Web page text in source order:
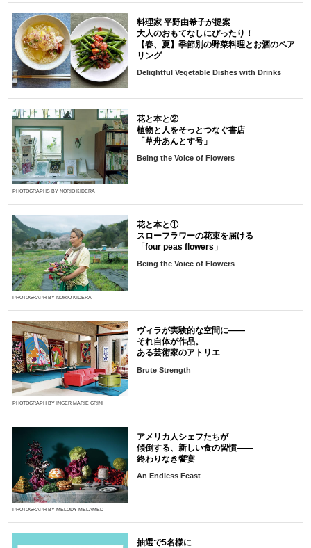
料理家 平野由希子が提案
大人のおもてなしにぴったり！
【春、夏】季節別の野菜料理とお酒のペア
リング
Delightful Vegetable Dishes with Drinks
PHOTOGRAPHS BY NORIO KIDERA
花と本と②
植物と人をそっとつなぐ書店
「草舟あんとす号」
Being the Voice of Flowers
PHOTOGRAPH BY NORIO KIDERA
花と本と①
スローフラワーの花束を届ける
「four peas flowers」
Being the Voice of Flowers
PHOTOGRAPH BY INGER MARIE GRINI
ヴィラが実験的な空間に――
それ自体が作品。
ある芸術家のアトリエ
Brute Strength
PHOTOGRAPH BY MELODY MELAMED
アメリカ人シェフたちが
傾倒する、新しい食の習慣――
終わりなき饗宴
An Endless Feast
抽選で5名様に